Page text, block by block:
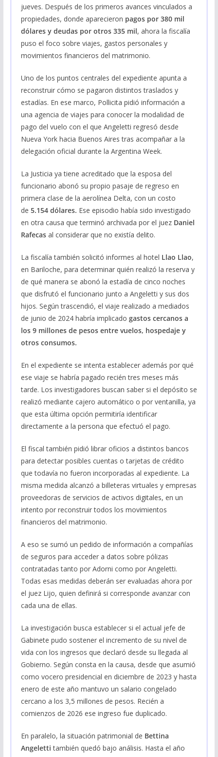
jueves. Después de los primeros avances vinculados a
propiedades, donde aparecieron pagos por 380 mil
dólares y deudas por otros 335 mil, ahora la fiscalía
puso el foco sobre viajes, gastos personales y
movimientos financieros del matrimonio.
Uno de los puntos centrales del expediente apunta a
reconstruir cómo se pagaron distintos traslados y
estadías. En ese marco, Pollicita pidió información a
una agencia de viajes para conocer la modalidad de
pago del vuelo con el que Angeletti regresó desde
Nueva York hacia Buenos Aires tras acompañar a la
delegación oficial durante la Argentina Week.
La Justicia ya tiene acreditado que la esposa del
funcionario abonó su propio pasaje de regreso en
primera clase de la aerolínea Delta, con un costo
de 5.154 dólares. Ese episodio había sido investigado
en otra causa que terminó archivada por el juez Daniel
Rafecasal considerar que no existía delito.
La fiscalía también solicitó informes al hotel Llao Llao,
en Bariloche, para determinar quién realizó la reserva y
de qué manera se abonó la estadía de cinco noches
que disfrutó el funcionario junto a Angeletti y sus dos
hijos. Según trascendió, el viaje realizado a mediados
de junio de 2024 habría implicado gastos cercanos a
los 9 millones de pesos entre vuelos, hospedaje y
otros consumos.
En el expediente se intenta establecer además por qué
ese viaje se habría pagado recién tres meses más
tarde. Los investigadores buscan saber si el depósito se
realizó mediante cajero automático o por ventanilla, ya
que esta última opción permitiría identificar
directamente a la persona que efectuó el pago.
El fiscal también pidió librar oficios a distintos bancos
para detectar posibles cuentas o tarjetas de crédito
que todavía no fueron incorporadas al expediente. La
misma medida alcanzó a billeteras virtuales y empresas
proveedoras de servicios de activos digitales, en un
intento por reconstruir todos los movimientos
financieros del matrimonio.
A eso se sumó un pedido de información a compañías
de seguros para acceder a datos sobre pólizas
contratadas tanto por Adorni como por Angeletti.
Todas esas medidas deberán ser evaluadas ahora por
el juez Lijo, quien definirá si corresponde avanzar con
cada una de ellas.
La investigación busca establecer si el actual jefe de
Gabinete pudo sostener el incremento de su nivel de
vida con los ingresos que declaró desde su llegada al
Gobierno. Según consta en la causa, desde que asumió
como vocero presidencial en diciembre de 2023 y hasta
enero de este año mantuvo un salario congelado
cercano a los 3,5 millones de pesos. Recién a
comienzos de 2026 ese ingreso fue duplicado.
En paralelo, la situación patrimonial de Bettina
Angeletti también quedó bajo análisis. Hasta el año